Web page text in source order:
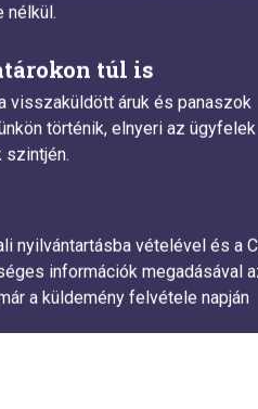
túl is
visszaküldött áruk és panaszok
történik, elnyeri az ügyfelek
szintjén.
nyilvántartásba vételével és a
információk megadásával
a küldemény felvétele napján